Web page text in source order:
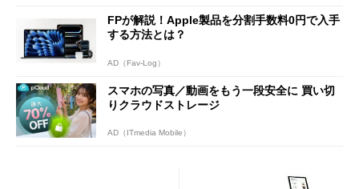
FPが解説！Apple製品を分割手数料0円で入手
する方法とは？
AD（Fav-Log）
スマホの写真／動画をもう一段安全に 買い切
りクラウドストレージ
AD（ITmedia Mobile）